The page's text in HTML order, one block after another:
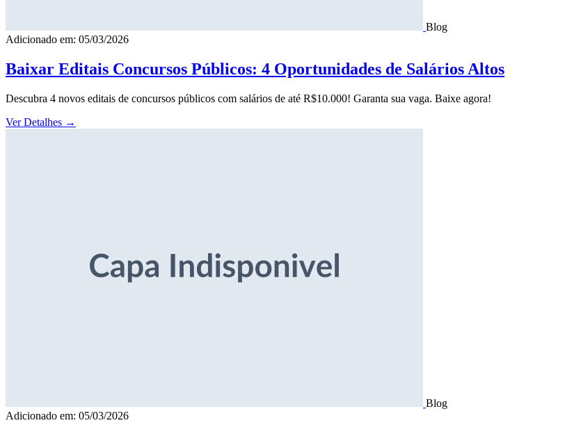
Blog
Adicionado em: 05/03/2026
Baixar Editais Concursos Públicos: 4 Oportunidades de Salários Altos
Descubra 4 novos editais de concursos públicos com salários de até R$10.000! Garanta sua vaga. Baixe agora!
Ver Detalhes →
Blog
Adicionado em: 05/03/2026